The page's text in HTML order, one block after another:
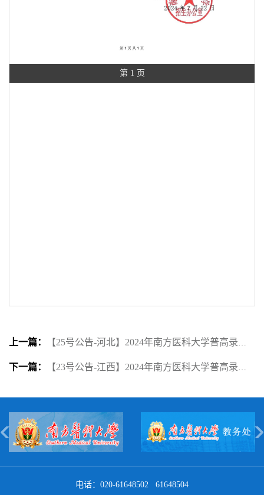
第 1 页
上一篇： 【25号公告-河北】2024年南方医科大学普高录取工作公告
下一篇： 【23号公告-江西】2024年南方医科大学普高录取工作公告
电话：020-61648502 61648504